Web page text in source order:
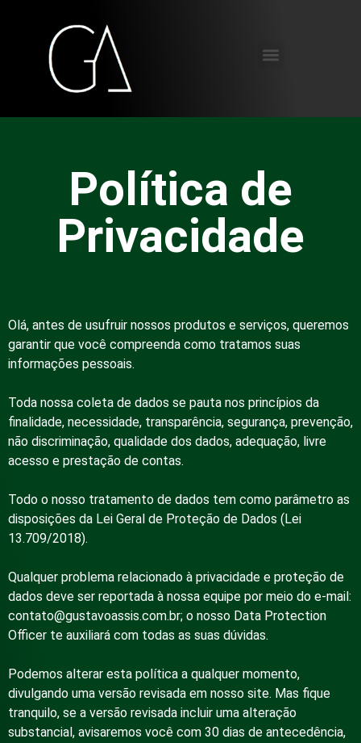
Política de
Privacidade
Olá, antes de usufruir nossos produtos e serviços, queremos
garantir que você compreenda como tratamos suas
informações pessoais.
Toda nossa coleta de dados se pauta nos princípios da
finalidade, necessidade, transparência, segurança, prevenção,
não discriminação, qualidade dos dados, adequação, livre
acesso e prestação de contas.
Todo o nosso tratamento de dados tem como parâmetro as
disposições da Lei Geral de Proteção de Dados (Lei
13.709/2018).
Qualquer problema relacionado à privacidade e proteção de
dados deve ser reportada à nossa equipe por meio do e-mail:
contato@gustavoassis.com.br; o nosso Data Protection
Officer te auxiliará com todas as suas dúvidas.
Podemos alterar esta política a qualquer momento,
divulgando uma versão revisada em nosso site. Mas fique
tranquilo, se a versão revisada incluir uma alteração
substancial, avisaremos você com 30 dias de antecedência,